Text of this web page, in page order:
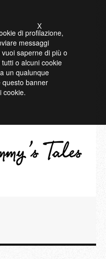
di profilazione,
messaggi
saperne di più o
o alcuni cookie
un qualunque
banner
cookie.
X